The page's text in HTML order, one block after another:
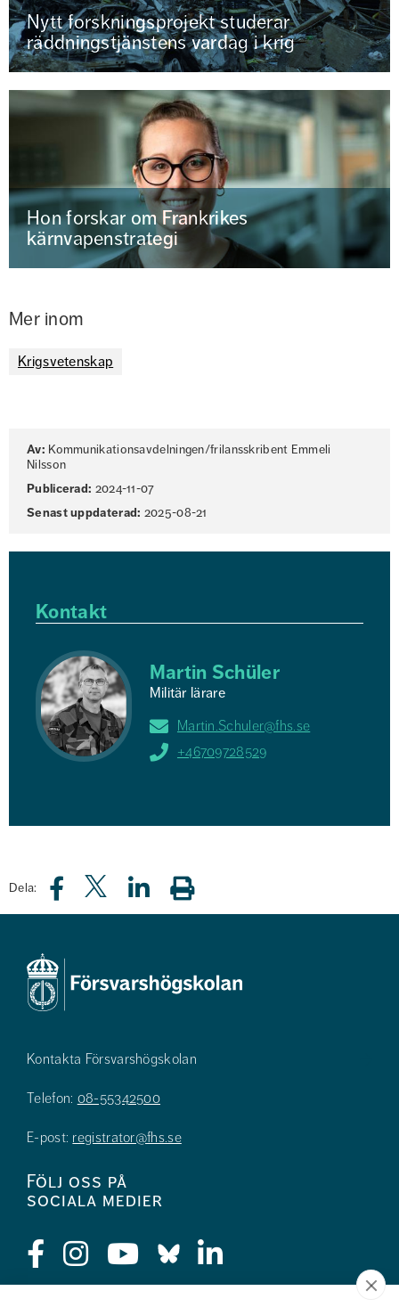
Nytt forskningsprojekt studerar
räddningstjänstens vardag i krig
Hon forskar om Frankrikes
kärnvapenstrategi
Mer inom
Krigsvetenskap
Av: Kommunikationsavdelningen/frilansskribent Emmeli
Nilsson
Publicerad: 2024-11-07
Senast uppdaterad: 2025-08-21
Kontakt
Martin Schüler
Militär lärare
Martin.Schuler@fhs.se
+46709728529
Dela:
Kontakta Försvarshögskolan
Telefon: 08-55342500
E-post: registrator@fhs.se
Följ oss på
sociala medier